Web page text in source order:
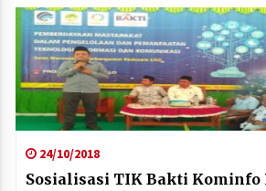
24/10/2018
Sosialisasi TIK Bakti Kominfo